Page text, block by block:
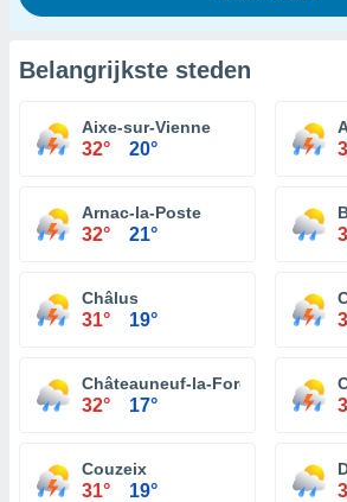
Belangrijkste steden
Aixe-sur-Vienne
32° 20°
Arnac-la-Poste
32° 21°
Châlus
31° 19°
Châteauneuf-la-Forêt
32° 17°
Couzeix
31° 19°